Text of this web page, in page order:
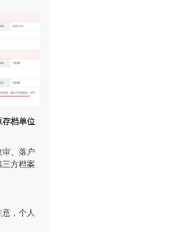
档单位
、落户
方档案
，个人